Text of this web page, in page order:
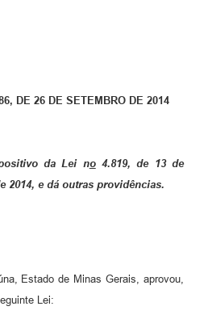
DE 26 DE SETEMBRO DE 2014
da Lei no4.819, de 13 de
2014, e dá outras providências.
Estado de Minas Gerais, aprovou,
Lei: